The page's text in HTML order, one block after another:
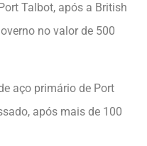
Talbot, após a British
no valor de 500
aço primário de Port
após mais de 100